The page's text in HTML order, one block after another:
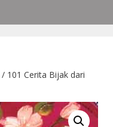
/ 101 Cerita Bijak dari